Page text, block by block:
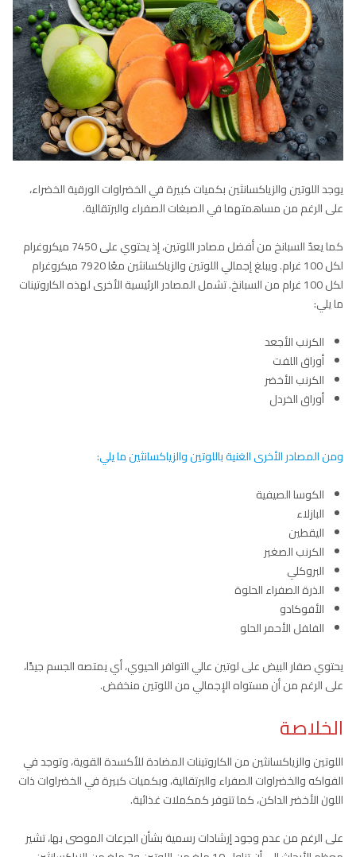
يوجد اللوتين والزياكسانثين بكميات كبيرة في الخضراوات الورقية الخضراء،
على الرغم من مساهمتهما في الصبغات الصفراء والبرتقالية.
كما يعدّ السبانخ من أفضل مصادر اللوتين، إذ يحتوي على 7450 ميكروغرام
لكل 100 غرام. ويبلغ إجمالي اللوتين والزياكسانثين معًا 7920 ميكروغرام
لكل 100 غرام من السبانخ. تشمل المصادر الرئيسية الأخرى لهذه الكاروتينات
ما يلي:
الكرنب الأجعد
أوراق اللفت
الكرنب الأخضر
أوراق الخردل
ومن المصادر الأخرى الغنية باللوتين والزياكسانثين ما يلي:
الكوسا الصيفية
البازلاء
اليقطين
الكرنب الصغير
البروكلي
الذرة الصفراء الحلوة
الأفوكادو
الفلفل الأحمر الحلو
يحتوي صفار البيض على لوتين عالي التوافر الحيوي، أي يمتصه الجسم جيدًا،
على الرغم من أن مستواه الإجمالي من اللوتين منخفض.
الخلاصة
اللوتين والزياكسانثين من الكاروتينات المضادة للأكسدة القوية، وتوجد في
الفواكه والخضراوات الصفراء والبرتقالية، وبكميات كبيرة في الخضراوات ذات
اللون الأخضر الداكن، كما تتوفر كمكملات غذائية.
على الرغم من عدم وجود إرشادات رسمية بشأن الجرعات الموصى بها، تشير